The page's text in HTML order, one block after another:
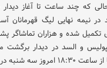
که چند ساعت تا آغاز
در نیمه نهایی لیگ قهرمانان
تکمیل شده و هزاران تماشاگر
و السد در دیدار برگشت
امروز سه شنبه در […]